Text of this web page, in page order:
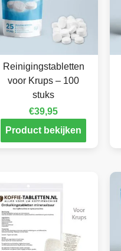
Reinigingstabletten
voor Krups – 100
stuks
€39,95
Product bekijken